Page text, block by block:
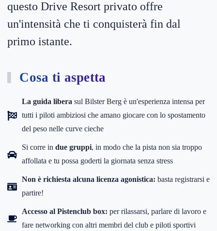
questo Drive Resort privato offre
un'intensità che ti conquisterà fin dal
primo istante.
Cosa ti aspetta
La guida libera sul Bilster Berg è un'esperienza intensa per
tutti i piloti ambiziosi che amano giocare con lo spostamento
del peso nelle curve cieche
Si corre in due gruppi, in modo che la pista non sia troppo
affollata e tu possa goderti la giornata senza stress
Non è richiesta alcuna licenza agonistica: basta registrarsi e
partire!
Accesso al Pistenclub box: per rilassarsi, parlare di lavoro e
fare networking con altri membri del club e piloti sportivi